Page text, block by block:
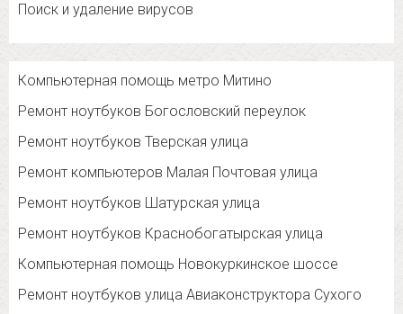
Поиск и удаление вирусов
Компьютерная помощь метро Митино
Ремонт ноутбуков Богословский переулок
Ремонт ноутбуков Тверская улица
Ремонт компьютеров Малая Почтовая улица
Ремонт ноутбуков Шатурская улица
Ремонт ноутбуков Краснобогатырская улица
Компьютерная помощь Новокуркинское шоссе
Ремонт ноутбуков улица Авиаконструктора Сухого